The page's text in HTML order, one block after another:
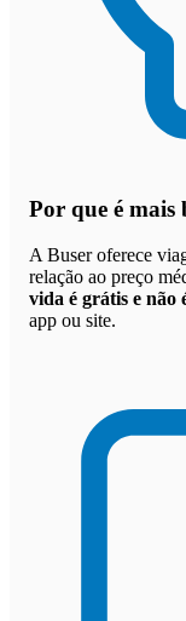
Por que é mais
A Buser oferece
relação ao preço
vida é grátis e não
app ou site.